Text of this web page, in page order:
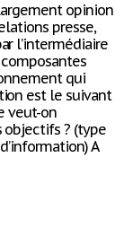
opinion
presse,
l’intermédiaire
qui
est le suivant
veut-on
objectifs ? (type
A